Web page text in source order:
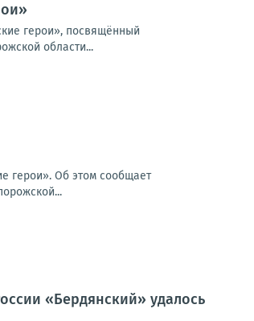
герои», посвящённый
области...
герои». Об этом сообщает
«Бердянский» удалось